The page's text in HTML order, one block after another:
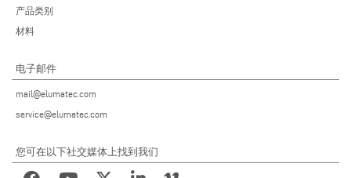
产品类别
材料
电子邮件
mail@elumatec.com
service@elumatec.com
您可在以下社交媒体上找到我们